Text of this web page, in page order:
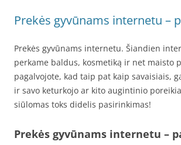
Prekės gyvūnams internetu –
Prekės gyvūnams internetu. Šiandien
perkame baldus, kosmetiką ir net maisto
pagalvojote, kad taip pat kaip savaisiais,
ir savo keturkojo ar kito augintinio
siūlomas toks didelis pasirinkimas!
Prekės gyvūnams internetu –